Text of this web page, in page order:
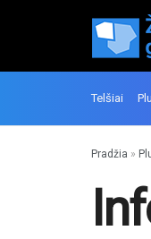
Telšiai
Pradžia »